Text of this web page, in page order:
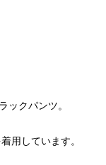
ックパンツ。
用しています。